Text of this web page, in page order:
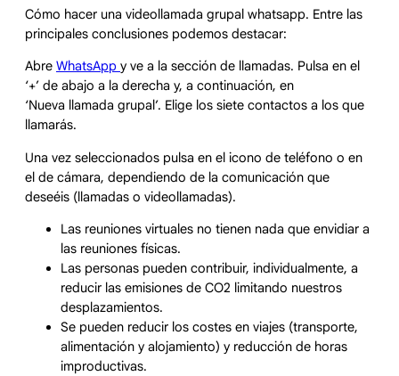
(Twitter)
Cómo hacer una videollamada grupal whatsapp. Entre las
principales conclusiones podemos destacar:
Abre WhatsApp y ve a la sección de llamadas. Pulsa en el
‘+’ de abajo a la derecha y, a continuación, en
‘Nueva llamada grupal’. Elige los siete contactos a los que
llamarás.
Una vez seleccionados pulsa en el icono de teléfono o en
el de cámara, dependiendo de la comunicación que
deseéis (llamadas o videollamadas).
Las reuniones virtuales no tienen nada que envidiar a
las reuniones físicas.
Las personas pueden contribuir, individualmente, a
reducir las emisiones de CO2 limitando nuestros
desplazamientos.
Se pueden reducir los costes en viajes (transporte,
alimentación y alojamiento) y reducción de horas
improductivas.